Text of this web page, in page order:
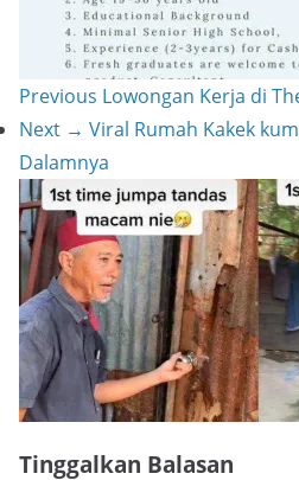
Previous Lowongan Kerja di
Next → Viral Rumah Kakek
Dalamnya
Tinggalkan Balasan